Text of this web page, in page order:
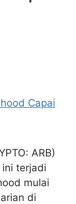
ARB)
ini terjadi
mulai
di